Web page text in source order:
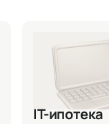
IT-ипотека